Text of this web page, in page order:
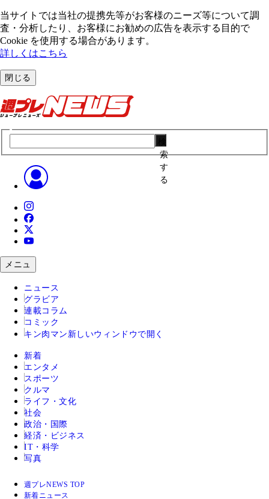
当サイトでは当社の提携先等がお客様のニーズ等について調
査・分析したり、お客様にお勧めの広告を表⽰する⽬的で
Cookie を使⽤する場合があります。
詳しくはこちら
閉じる
索
す
る
メニュ
ニュース
グラビア
連載コラム
コミック
キン肉マン 新しいウィンドウで開く
新着
エンタメ
スポーツ
クルマ
ライフ・文化
社会
政治・国際
経済・ビジネス
IT・科学
写真
週プレNEWS TOP
新着ニュース